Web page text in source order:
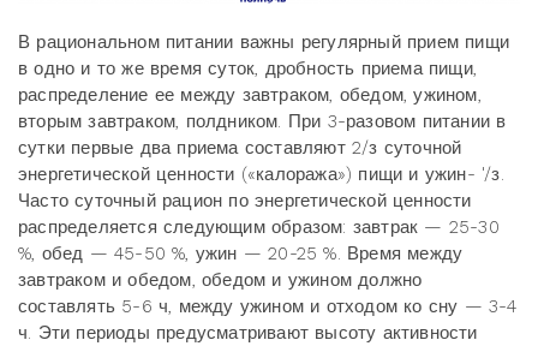
В рациональном питании важны регулярный прием пищи
в одно и то же время суток, дробность приема пищи,
распределение ее между завтраком, обедом, ужином,
вторым завтраком, полдником. При 3-разовом питании в
сутки первые два приема составляют 2/з суточной
энергетической ценности («калоража») пищи и ужин- '/з.
Часто суточный рацион по энергетической ценности
распределяется следующим образом: завтрак — 25-30
%, обед — 45-50 %, ужин — 20-25 %. Время между
завтраком и обедом, обедом и ужином должно
составлять 5-6 ч, между ужином и отходом ко сну — 3-4
ч. Эти периоды предусматривают высоту активности